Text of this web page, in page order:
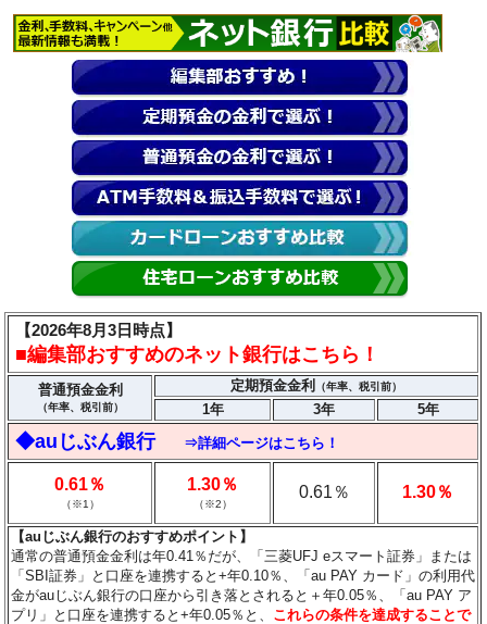
【2026年8月3日時点】
■編集部おすすめのネット銀行はこちら！
普通預金金利
（年率、税引前）
定期預金金利 （年率、税引前）
1年 3年 5年
◆auじぶん銀行 ⇒詳細ページはこちら！
0.61％
（※1）
1.30％
（※2）
0.61％ 1.30％
【auじぶん銀行のおすすめポイント】
通常の普通預金金利は年0.41％だが、「三菱UFJ eスマート証券」または
「SBI証券」と口座を連携すると+年0.10％、「au PAY カード」の利用代
金がauじぶん銀行の口座から引き落とされると＋年0.05％、「au PAY ア
プリ」と口座を連携すると+年0.05％と、 これらの条件を達成することで